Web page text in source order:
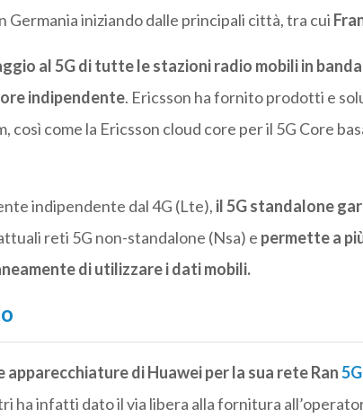
iniziando dalle principali città, tra cui
al 5G di tutte le stazioni radio mobili in banda
indipendente. Ericsson ha fornito prodotti e
così come la Ericsson cloud core per il 5G Core
indipendente dal 4G (Lte), il 5G standalone
reti 5G non-standalone (Nsa) e permette a
di utilizzare i dati mobili.
di Huawei per la sua rete Ran5G
ha infatti dato il via libera alla fornitura